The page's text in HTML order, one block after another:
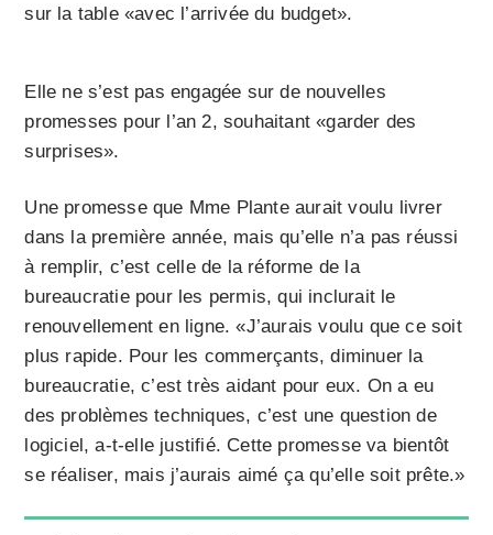
sur la table «avec l’arrivée du budget».
Elle ne s’est pas engagée sur de nouvelles
promesses pour l’an 2, souhaitant «garder des
surprises».
Une promesse que Mme Plante aurait voulu livrer
dans la première année, mais qu’elle n’a pas réussi
à remplir, c’est celle de la réforme de la
bureaucratie pour les permis, qui inclurait le
renouvellement en ligne. «J’aurais voulu que ce soit
plus rapide. Pour les commerçants, diminuer la
bureaucratie, c’est très aidant pour eux. On a eu
des problèmes techniques, c’est une question de
logiciel, a-t-elle justifié. Cette promesse va bientôt
se réaliser, mais j’aurais aimé ça qu’elle soit prête.»